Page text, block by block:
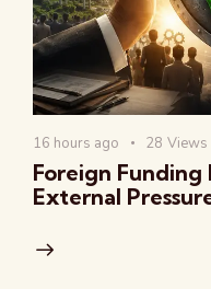
16 hours ago 28 Views
Foreign Funding
External